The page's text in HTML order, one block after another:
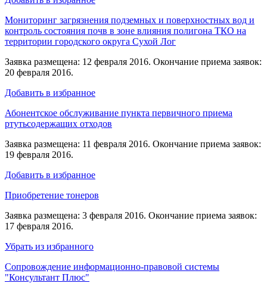
Мониторинг загрязнения подземных и поверхностных вод и
контроль состояния почв в зоне влияния полигона ТКО на
территории городского округа Сухой Лог
Заявка размещена: 12 февраля 2016. Окончание приема заявок:
20 февраля 2016.
Добавить в избранное
Абонентское обслуживание пункта первичного приема
ртутьсодержащих отходов
Заявка размещена: 11 февраля 2016. Окончание приема заявок:
19 февраля 2016.
Добавить в избранное
Приобретение тонеров
Заявка размещена: 3 февраля 2016. Окончание приема заявок:
17 февраля 2016.
Убрать из избранного
Сопровождение информационно-правовой системы
"Консультант Плюс"